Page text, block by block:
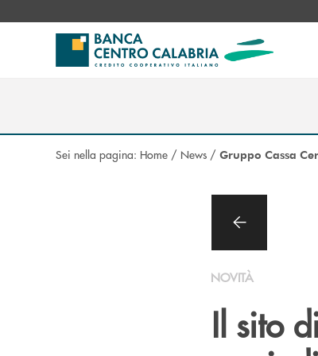
Sei nella pagina: Home / News / Gruppo Cassa
NOVITÀ
Il sito